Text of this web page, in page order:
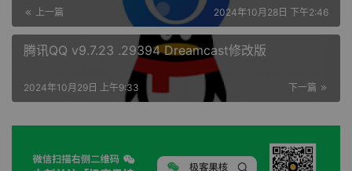
上一篇 2024年10月28日 下午2:46
腾讯QQ v9.7.23 .29394 Dreamcast修改版
下一篇
2024年10月29日 上午9:33